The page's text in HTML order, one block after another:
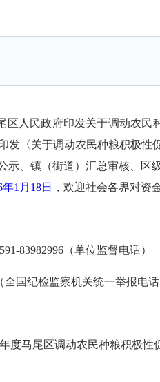
区人民政府印发关于调动农民
发〈关于调动农民种粮积极性
示、镇（街道）汇总审核、区
年1月18日 ，欢迎社会各界对资
83982996（单位监督电话）
全国纪检监察机关统一举报电话
度马尾区调动农民种粮积极性